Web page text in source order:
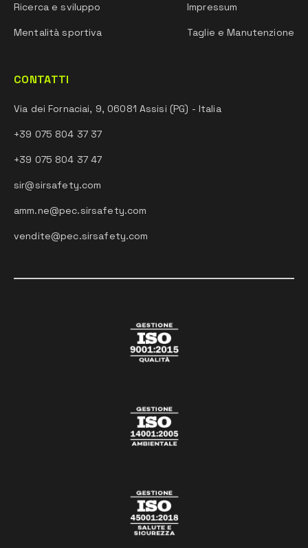
Ricerca e sviluppo
Mentalità sportiva
Impressum
Taglie e Manutenzione
CONTATTI
Via dei Fornaciai, 9, 06081 Assisi (PG) - Italia
+39 075 804 37 37
+39 075 804 37 47
sir@sirsafety.com
amm.ne@pec.sirsafety.com
vendite@pec.sirsafety.com